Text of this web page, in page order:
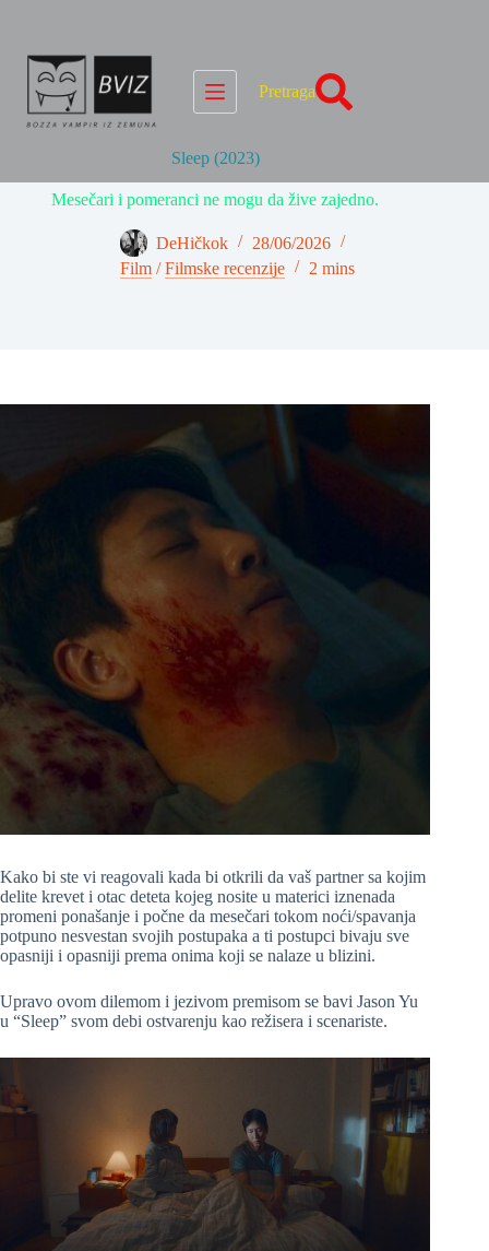
Pretraga
Sleep (2023)
Mesečari i pomeranci ne mogu da žive zajedno.
DeHičkok
28/06/2026
Film/Filmske recenzije 2 mins
Kako bi ste vi reagovali kada bi otkrili da vaš partner sa kojim
delite krevet i otac deteta kojeg nosite u materici iznenada
promeni ponašanje i počne da mesečari tokom noći/spavanja
potpuno nesvestan svojih postupaka a ti postupci bivaju sve
opasniji i opasniji prema onima koji se nalaze u blizini.
Upravo ovom dilemom i jezivom premisom se bavi Jason Yu
u “Sleep” svom debi ostvarenju kao režisera i scenariste.